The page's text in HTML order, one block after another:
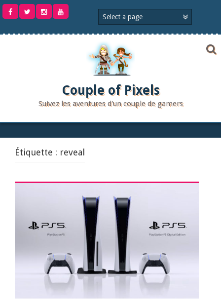
Aller
Couple of Pixels
Suivez les aventures d'un couple de gamers
Étiquette : reveal